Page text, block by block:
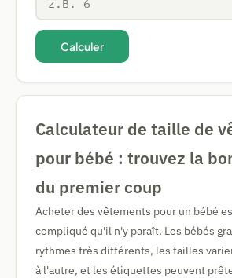
Calculer
Calculateur de taille de
pour bébé : trouvez la
du premier coup
Acheter des vêtements pour un bébé
compliqué qu'il n'y paraît. Les bébés
rythmes très différents, les tailles
à l'autre, et les étiquettes peuvent